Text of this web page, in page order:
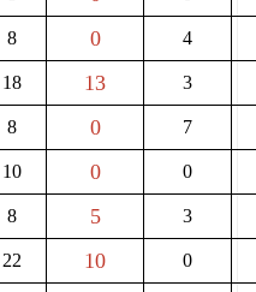
8 0 4
18 13 3
8 0 7
10 0 0
8 5 3
22 10 0